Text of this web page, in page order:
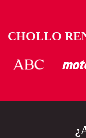
CHOLLO